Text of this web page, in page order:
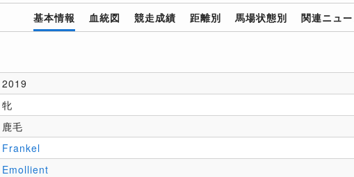
基本情報 血統図 競走成績 距離別 馬場状態別 関連ニュ
2019
牝
鹿毛
Frankel
Emollient